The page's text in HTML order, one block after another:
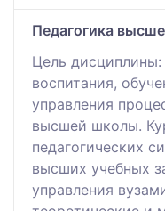
Педагогика
Цель дисциплины:
воспитания,
управления
высшей школы.
педагогических
высших учебных
управления